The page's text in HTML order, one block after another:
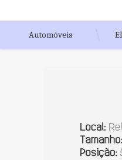
Automóveis